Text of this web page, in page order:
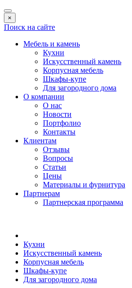
×
Поиск на сайте
Мебель и камень
Кухни
Искусственный камень
Корпусная мебель
Шкафы-купе
Для загородного дома
О компании
О нас
Новости
Портфолио
Контакты
Клиентам
Отзывы
Вопросы
Статьи
Цены
Материалы и фурнитура
Партнерам
Партнерская программа
Кухни
Искусственный камень
Корпусная мебель
Шкафы-купе
Для загородного дома